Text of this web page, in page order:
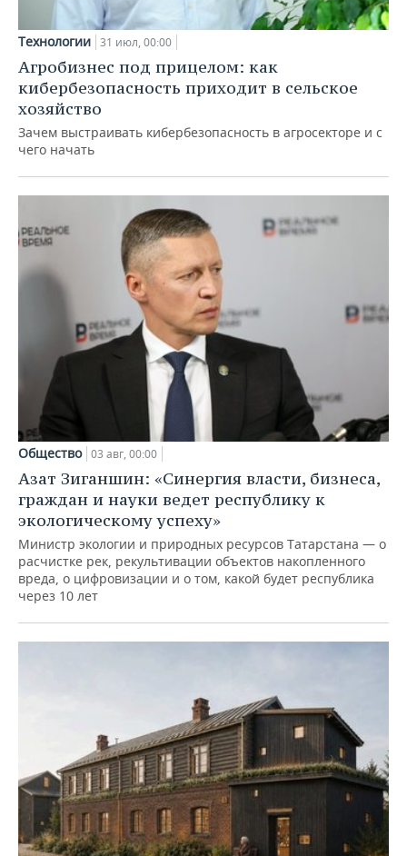
Технологии 31 июл, 00:00
Агробизнес под прицелом: как
кибербезопасность приходит в сельское
хозяйство
Зачем выстраивать кибербезопасность в агросекторе и с
чего начать
Общество 03 авг, 00:00
Азат Зиганшин: «Синергия власти, бизнеса,
граждан и науки ведет республику к
экологическому успеху»
Министр экологии и природных ресурсов Татарстана — о
расчистке рек, рекультивации объектов накопленного
вреда, о цифровизации и о том, какой будет республика
через 10 лет